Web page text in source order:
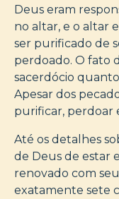
Deus eram
no altar, e o altar
ser purificado de
perdoado. O fato
sacerdócio
Apesar dos
purificar, perdoar
Até os detalhes
de Deus de estar
renovado com
exatamente sete